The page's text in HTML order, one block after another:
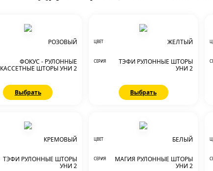
РОЗОВЫЙ
ФОКУС - РУЛОННЫЕ
КАССЕТНЫЕ ШТОРЫ УНИ 2
Выбрать
ЦВЕТ ЖЕЛТЫЙ
СЕРИЯ
ТЭФИ РУЛОННЫЕ ШТОРЫ
УНИ 2
Выбрать
КРЕМОВЫЙ
ТЭФИ РУЛОННЫЕ ШТОРЫ
УНИ 2
ЦВЕТ БЕЛЫЙ
СЕРИЯ
МАГИЯ РУЛОННЫЕ ШТОРЫ
УНИ 2